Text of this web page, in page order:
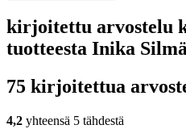
kirjoitettu arvostelu
tuotteesta Inika
75 kirjoitettua
4,2 yhteensä 5 tähdestä